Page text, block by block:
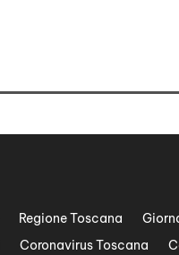
Regione Toscana
Coronavirus Toscana